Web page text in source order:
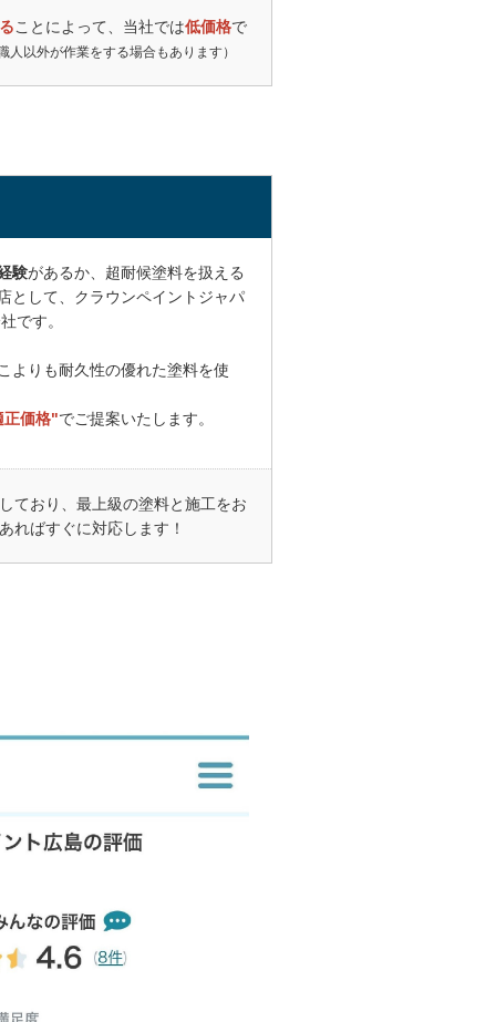
ことによって、当社では低価格で
人以外が作業をする場合もあります）
験があるか、超耐候塗料を扱える
として、クラウンペイントジャパ
です。
よりも耐久性の優れた塗料を使
正価格"でご提案いたします。
ており、最上級の塗料と施工をお
ればすぐに対応します！